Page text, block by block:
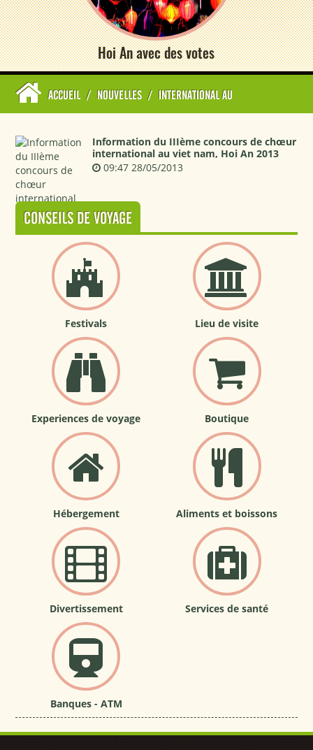
Hoi An avec des votes
ACCUEIL / NOUVELLES / INTERNATIONAL AU
Information du IIIème concours de chœur
international au viet nam, Hoi An 2013
09:47 28/05/2013
CONSEILS DE VOYAGE
Festivals Lieu de visite
Experiences de voyage Boutique
Hébergement Aliments et boissons
Divertissement Services de santé
Banques - ATM